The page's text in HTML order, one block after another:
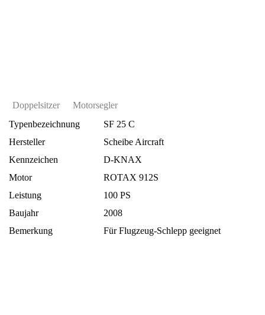
Doppelsitzer
Motorsegler
Typenbezeichnung
SF 25 C
Hersteller
Scheibe Aircraft
Kennzeichen
D-KNAX
Motor
ROTAX 912S
Leistung
100 PS
Baujahr
2008
Bemerkung
Für Flugzeug-Schlepp geeignet